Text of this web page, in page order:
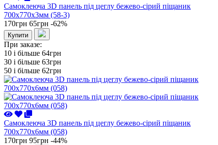
Самоклеюча 3D панель під цеглу бежево-сірий піщаник
700x770x3мм (58-3)
170грн 65грн -62%
Купити
При заказе:
10 i більше 64грн
30 i більше 63грн
50 i більше 62грн
Самоклеюча 3D панель під цеглу бежево-сірий піщаник
700x770x6мм (058)
170грн 95грн -44%